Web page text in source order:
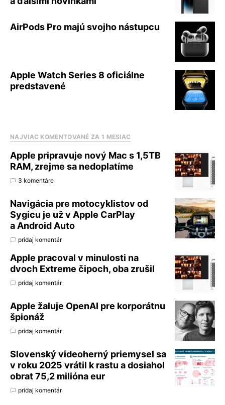
AirPods Pro majú svojho nástupcu
Apple Watch Series 8 oficiálne
predstavené
NAJVIAC KOMENTOVANÉ ZA 1 MESIAC
Apple pripravuje nový Mac s 1,5TB
RAM, zrejme sa nedoplatíme
3 komentáre
Navigácia pre motocyklistov od
Sygicu je už v Apple CarPlay
a Android Auto
pridaj komentár
Apple pracoval v minulosti na
dvoch Extreme čipoch, oba zrušil
pridaj komentár
Apple žaluje OpenAI pre korporátnu
špionáž
pridaj komentár
Slovenský videoherný priemysel sa
v roku 2025 vrátil k rastu a dosiahol
obrat 75,2 milióna eur
pridaj komentár